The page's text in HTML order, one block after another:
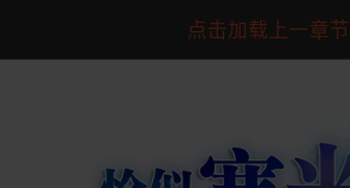
点击加载上一章节